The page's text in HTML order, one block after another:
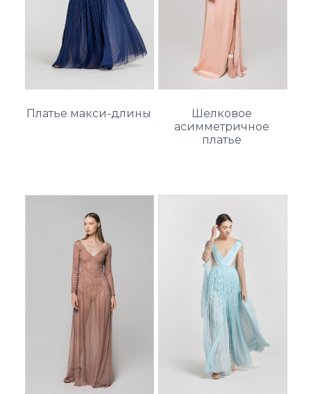
Платье макси-длины
Шелковое
асимметричное
платье